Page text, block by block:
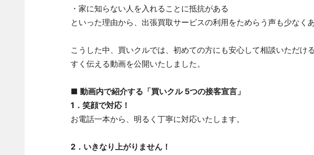
・家に知らない人を入れることに抵抗がある
といった理由から、出張買取サービスの利用をためらう声も少なくあ
こうした中、買いクルでは、初めての方にも安心して相談いただけ
すく伝える動画を公開いたしました。
■ 動画内で紹介する「買いクル 5つの接客宣言」
1．笑顔で対応！
お電話一本から、明るく丁寧に対応いたします。
2．いきなり上がりません！